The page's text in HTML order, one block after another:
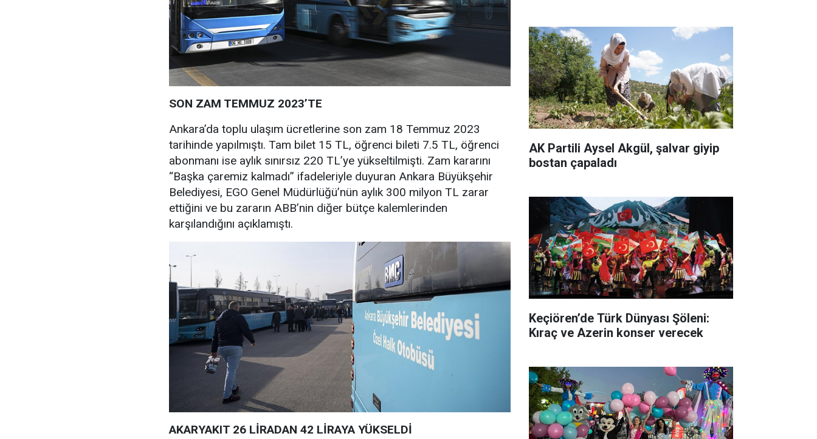
SON ZAM TEMMUZ 2023’TE
Ankara’da toplu ulaşım ücretlerine son zam 18 Temmuz 2023
tarihinde yapılmıştı. Tam bilet 15 TL, öğrenci bileti 7.5 TL, öğrenci
abonmanı ise aylık sınırsız 220 TL’ye yükseltilmişti. Zam kararını
“Başka çaremiz kalmadı” ifadeleriyle duyuran Ankara Büyükşehir
Belediyesi, EGO Genel Müdürlüğü’nün aylık 300 milyon TL zarar
ettiğini ve bu zararın ABB’nin diğer bütçe kalemlerinden
karşılandığını açıklamıştı.
AKARYAKIT 26 LİRADAN 42 LİRAYA YÜKSELDİ
AK Partili Aysel Akgül, şalvar giyip
bostan çapaladı
Keçiören’de Türk Dünyası Şöleni:
Kıraç ve Azerin konser verecek